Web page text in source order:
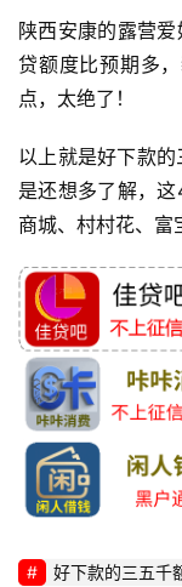
陕西安康的露营
贷额度比预期多
点，太绝了！
以上就是好下款
是还想多了解，
商城、村村花、富
好下款的三五千